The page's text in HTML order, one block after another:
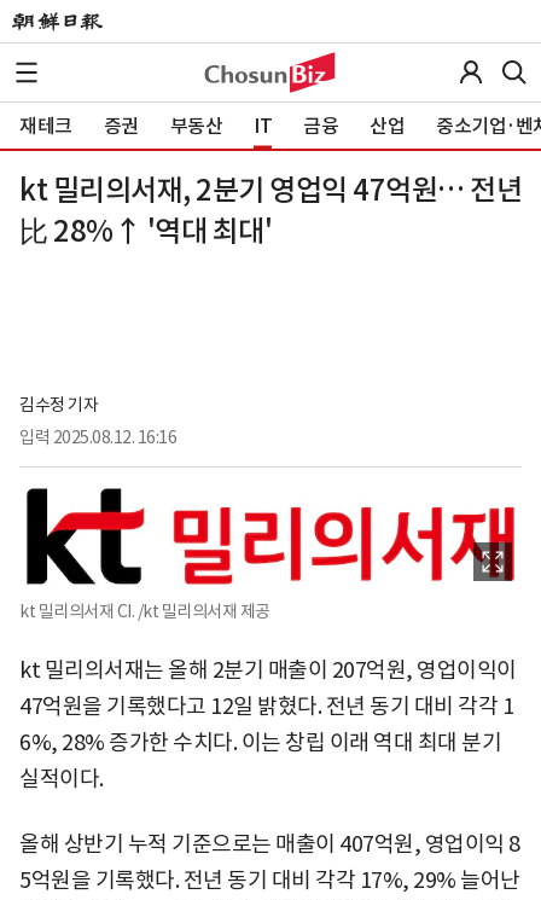
재테크 증권 부동산 IT 금융 산업 중소기업·벤
kt 밀리의서재, 2분기 영업익 47억원… 전년
比 28%↑ '역대 최대'
김수정 기자
입력 2025.08.12. 16:16
kt 밀리의서재 CI. /kt 밀리의서재 제공
kt 밀리의서재는 올해 2분기 매출이 207억원, 영업이익이
47억원을 기록했다고 12일 밝혔다. 전년 동기 대비 각각 1
6%, 28% 증가한 수치다. 이는 창립 이래 역대 최대 분기
실적이다.
올해 상반기 누적 기준으로는 매출이 407억원, 영업이익 8
5억원을 기록했다. 전년 동기 대비 각각 17%, 29% 늘어난